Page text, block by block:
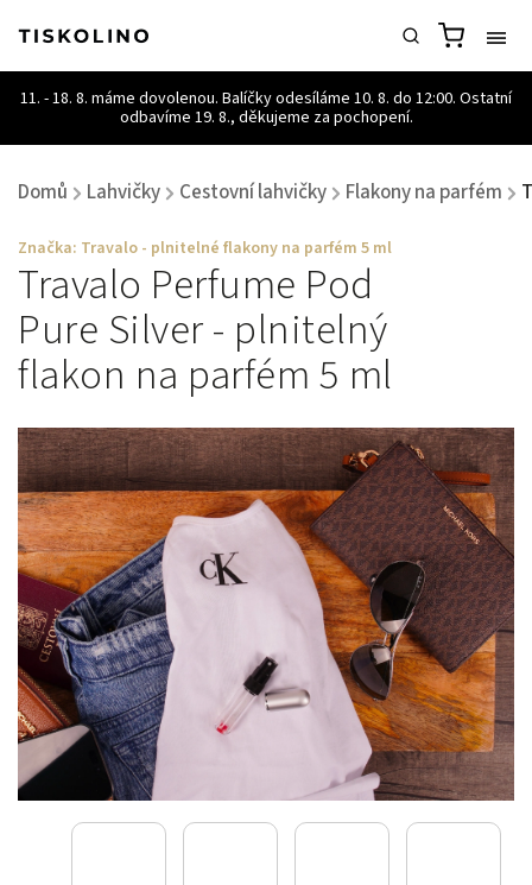
Domů / Lahvičky / Cestovní lahvičky / Flakony na parfém /
Travalo Perfume Pod
Pure Silver - plnitelný
flakon na parfém 5 ml
Značka: Travalo - plnitelné flakony na parfém 5 ml